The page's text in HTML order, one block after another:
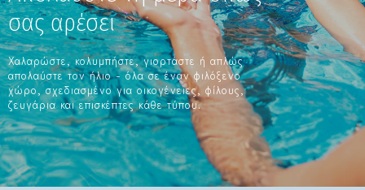
σας αρέσει
Χαλαρώστε, κολυμπήστε, γιορτάστε ή απλώς
απολαύστε τον ήλιο - όλα σε έναν φιλόξενο
χώρο, σχεδιασμένο για οικογένειες, φίλους,
ζευγάρια και επισκέπτες κάθε τύπου.